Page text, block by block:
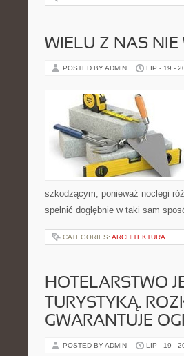
WIELU Z NAS NIE
POSTED BY ADMIN LIP - 19 -
szkodzącym, ponieważ noclegi
spełnić dogłębnie w taki sam
CATEGORIES: ARCHITEKTURA
HOTELARSTWO
TURYSTYKĄ.
GWARANTUJE
POSTED BY ADMIN LIP - 19 -